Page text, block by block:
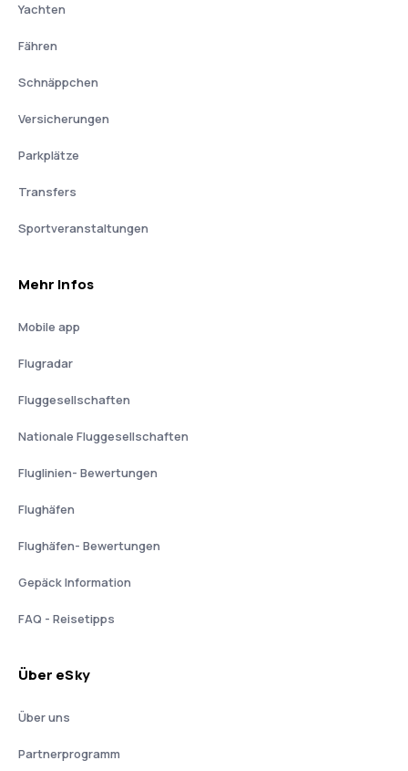
Yachten
Fähren
Schnäppchen
Versicherungen
Parkplätze
Transfers
Sportveranstaltungen
Mehr Infos
Mobile app
Flugradar
Fluggesellschaften
Nationale Fluggesellschaften
Fluglinien- Bewertungen
Flughäfen
Flughäfen- Bewertungen
Gepäck Information
FAQ - Reisetipps
Über eSky
Über uns
Partnerprogramm